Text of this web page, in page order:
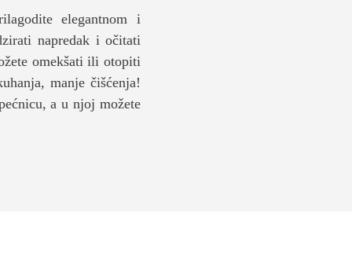
elegantnom i
napredak i očitati
omekšati ili otopiti
manje čišćenja!
a u njoj možete